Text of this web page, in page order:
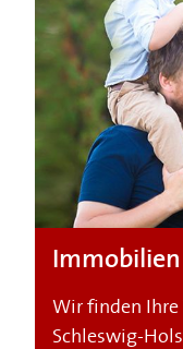
Wir finden
Schleswig-